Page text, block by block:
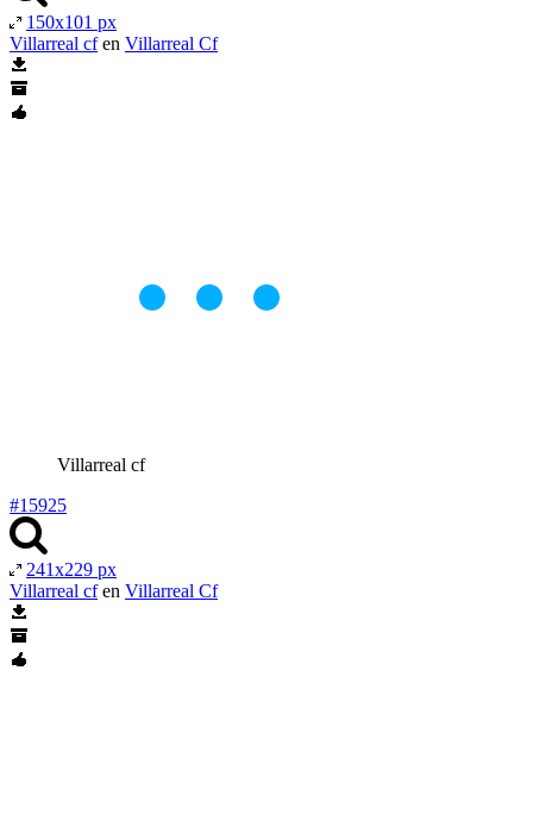
150x101 px
Villarreal cfen Villarreal Cf
Villarreal cf
#15925
241x229 px
Villarreal cfen Villarreal Cf